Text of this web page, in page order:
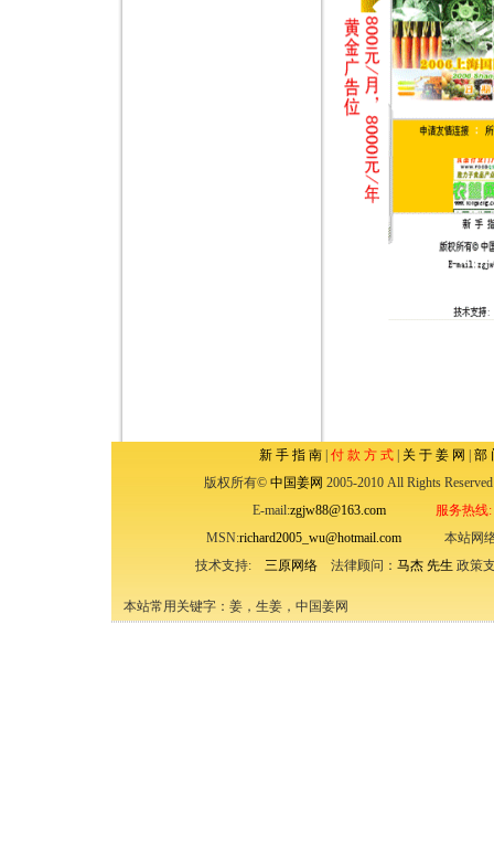
新 手 指 南| 付 款 方 式| 关 于 姜 网
部
版权所有©中国姜网 2005-2010 All Rights
E-mail:zgjw88@163.com
服务热
MSN:richard2005_wu@hotmail.com本站网络
技术支持: 三原网络法律顾问： 马杰 先生 政策
本站常用关键字：姜，生姜，中国姜网